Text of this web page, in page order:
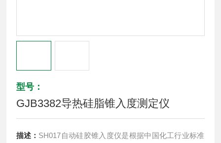
型号：
GJB3382导热硅脂锥入度测定仪
描述： SH017自动硅胶锥入度仪是根据中国化工行业标准